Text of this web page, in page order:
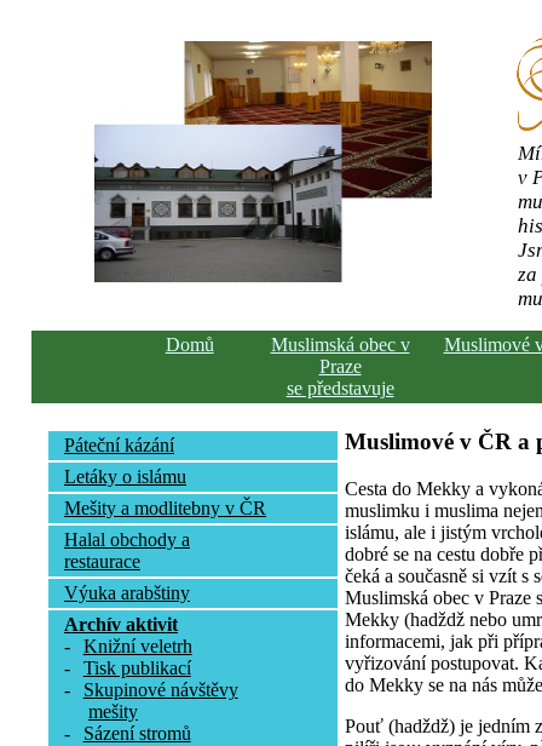
v
Domů
Muslimská obec v
Praze
se představuje
Muslimové
Páteční kázání
Letáky o islámu
Mešity a modlitebny v ČR
Halal obchody a
restaurace
Výuka arabštiny
Archív aktivit
-
Knižní veletrh
-
Tisk publikací
-
Skupinové návštěvy
mešity
-
Sázení stromů
Muslimové v ČR
Cesta do Mekky a
muslimku i muslima
islámu, ale i jistým
dobré se na cestu dobře
čeká a současně si vzít s
Muslimská obec v Praze
Mekky (hadždž nebo
informacemi, jak při
vyřizování postupovat.
do Mekky se na nás
Pouť (hadždž) je jedním